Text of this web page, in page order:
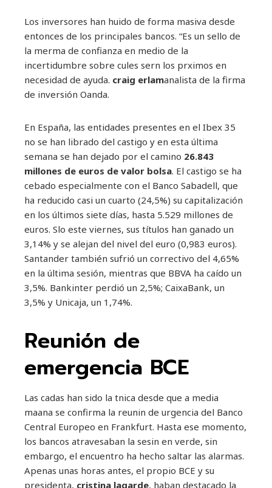
Los inversores han huido de forma masiva desde
entonces de los principales bancos. “Es un sello de
la merma de confianza en medio de la
incertidumbre sobre cules sern los prximos en
necesidad de ayuda. craig erlamanalista de la firma
de inversión Oanda.
En España, las entidades presentes en el Ibex 35
no se han librado del castigo y en esta última
semana se han dejado por el camino 26.843
millones de euros de valor bolsa. El castigo se ha
cebado especialmente con el Banco Sabadell, que
ha reducido casi un cuarto (24,5%) su capitalización
en los últimos siete días, hasta 5.529 millones de
euros. Slo este viernes, sus títulos han ganado un
3,14% y se alejan del nivel del euro (0,983 euros).
Santander también sufrió un correctivo del 4,65%
en la última sesión, mientras que BBVA ha caído un
3,5%. Bankinter perdió un 2,5%; CaixaBank, un
3,5% y Unicaja, un 1,74%.
Reunión de
emergencia BCE
Las cadas han sido la tnica desde que a media
maana se confirma la reunin de urgencia del Banco
Central Europeo en Frankfurt. Hasta ese momento,
los bancos atravesaban la sesin en verde, sin
embargo, el encuentro ha hecho saltar las alarmas.
Apenas unas horas antes, el propio BCE y su
presidenta, cristina lagarde, haban destacado la